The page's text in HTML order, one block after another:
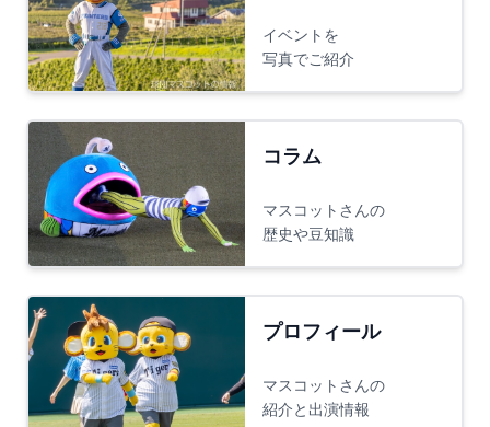
イベントを
写真でご紹介
コラム
マスコットさんの
歴史や豆知識
プロフィール
マスコットさんの
紹介と出演情報